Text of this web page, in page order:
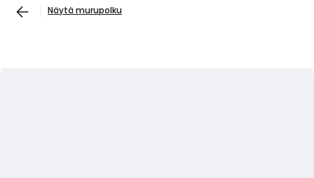
Näytä murupolku